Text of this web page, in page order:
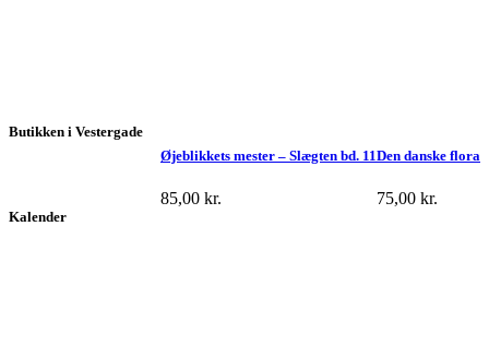
Den danske flora
75,00 kr.
Øjeblikkets mester – Slægten bd. 11
85,00 kr.
Butikken i Vestergade
Kalender